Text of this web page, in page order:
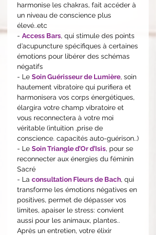
harmonise les chakras, fait accéder à
un niveau de conscience plus
élevé..etc
- Access Bars, qui stimule des points
d’acupuncture spécifiques à certaines
émotions pour libérer des schémas
négatifs
- Le Soin Guérisseur de Lumière, soin
hautement vibratoire qui purifiera et
harmonisera vos corps énergétiques,
élargira votre champ vibratoire et
vous reconnectera à votre moi
véritable (intuition ,prise de
conscience. capacités auto-guérison..)
- Le Soin Triangle d’Or d’Isis, pour se
reconnecter aux énergies du féminin
Sacré
- La consultation Fleurs de Bach, qui
transforme les émotions négatives en
positives, permet de dépasser vos
limites, apaiser le stress: convient
aussi pour les animaux, plantes..
Après un entretien, votre élixir